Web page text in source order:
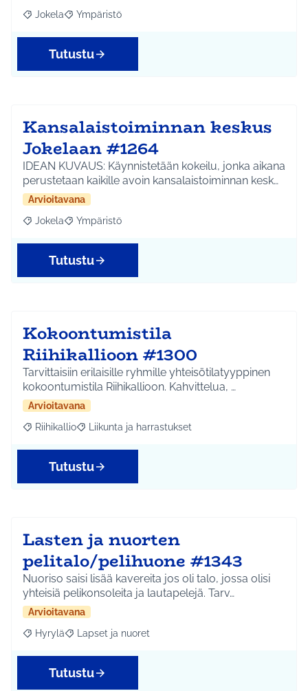
Rajaa tulokset aihepiirin mukaan: Jokela
Jokela Rajaa tulokset teeman mukaan: Ympäristö
Ympäristö
Tutustu
Kansalaistoiminnan keskus
Jokelaan #1264
IDEAN KUVAUS: Käynnistetään kokeilu, jonka aikana
perustetaan kaikille avoin kansalaistoiminnan kesk…
Arvioitavana
Rajaa tulokset aihepiirin mukaan: Jokela
Jokela Rajaa tulokset teeman mukaan: Ympäristö
Ympäristö
Tutustu
Kokoontumistila
Riihikallioon #1300
Tarvittaisiin erilaisille ryhmille yhteisötilatyyppinen
kokoontumistila Riihikallioon. Kahvittelua, …
Arvioitavana
Rajaa tulokset aihepiirin mukaan: Riihikallio
Riihikallio Rajaa tulokset teeman mukaan: Liikunta ja
Liikunta ja harrastukset
Tutustu
Lasten ja nuorten
pelitalo/pelihuone #1343
Nuoriso saisi lisää kavereita jos oli talo, jossa olisi
yhteisiä pelikonsoleita ja lautapelejä. Tarv…
Arvioitavana
Rajaa tulokset aihepiirin mukaan: Hyrylä
Hyrylä Rajaa tulokset teeman mukaan: Lapset ja nuoret
Lapset ja nuoret
Tutustu